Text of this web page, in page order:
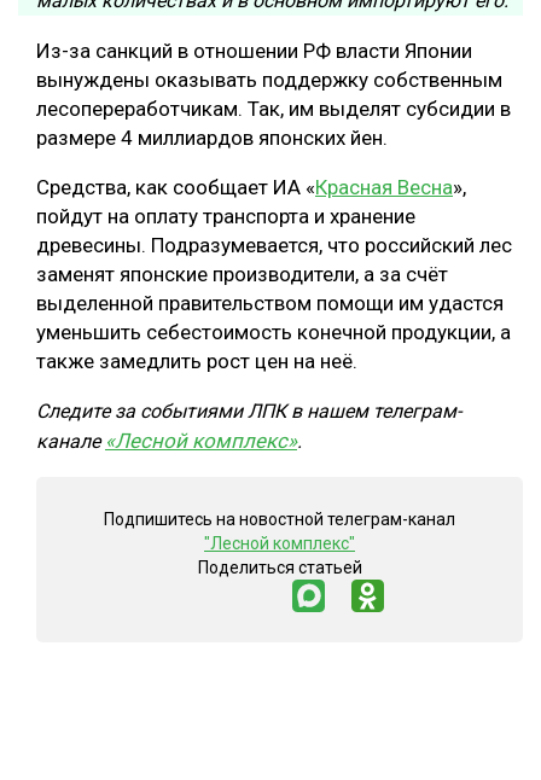
ЛЕСОПИЛЕНИЕ
ДЕРЕВЯННОЕ ДОМОСТРОЕНИЕ
БЕЗОПАСНОЕ ПРОИЗВОДСТВО
СОРТИРОВКА ДРЕВЕСИНЫ
СУШКА ДРЕВЕСИНЫ
МЕБЕЛЬНОЕ ПРОИЗВОДСТВО
Из-за санкций в отношении РФ власти Японии
вынуждены оказывать поддержку собственным
лесопереработчикам. Так, им выделят субсидии в
размере 4 миллиардов японских йен.
Средства, как сообщает ИА «Красная Весна»,
пойдут на оплату транспорта и хранение
древесины. Подразумевается, что российский лес
заменят японские производители, а за счёт
выделенной правительством помощи им удастся
уменьшить себестоимость конечной продукции, а
также замедлить рост цен на неё.
Следите за событиями ЛПК в нашем телеграм-
канале «Лесной комплекс».
Подпишитесь на новостной телеграм-канал
"Лесной комплекс"
Поделиться статьей